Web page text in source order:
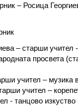
– Росица
– старши учител
просвета
учител – музика
учител –
- танцово